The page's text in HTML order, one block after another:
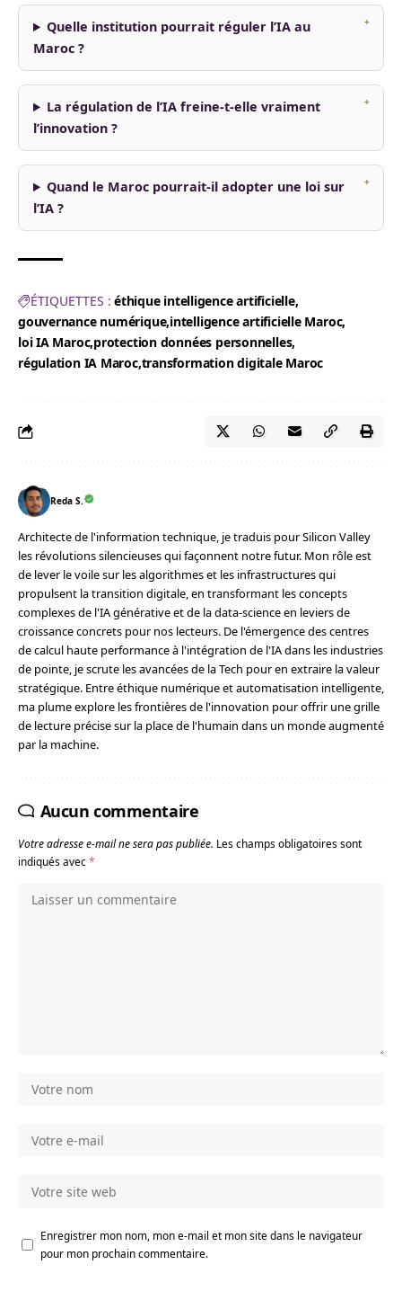
Quelle institution pourrait réguler l’IA au
Maroc ?
La régulation de l’IA freine-t-elle vraiment
l’innovation ?
Quand le Maroc pourrait-il adopter une loi sur
l’IA ?
ÉTIQUETTES : éthique intelligence artificielle
gouvernance numérique intelligence artificielle Maroc
loi IA Maroc protection données personnelles
régulation IA Maroc transformation digitale Maroc
Reda S.
Architecte de l'information technique, je traduis pour Silicon Valley
les révolutions silencieuses qui façonnent notre futur. Mon rôle est
de lever le voile sur les algorithmes et les infrastructures qui
propulsent la transition digitale, en transformant les concepts
complexes de l'IA générative et de la data-science en leviers de
croissance concrets pour nos lecteurs. De l'émergence des centres
de calcul haute performance à l'intégration de l'IA dans les industries
de pointe, je scrute les avancées de la Tech pour en extraire la valeur
stratégique. Entre éthique numérique et automatisation intelligente,
ma plume explore les frontières de l'innovation pour offrir une grille
de lecture précise sur la place de l'humain dans un monde augmenté
par la machine.
Aucun commentaire
Votre adresse e-mail ne sera pas publiée. Les champs obligatoires sont
indiqués avec*
Enregistrer mon nom, mon e-mail et mon site dans le navigateur
pour mon prochain commentaire.